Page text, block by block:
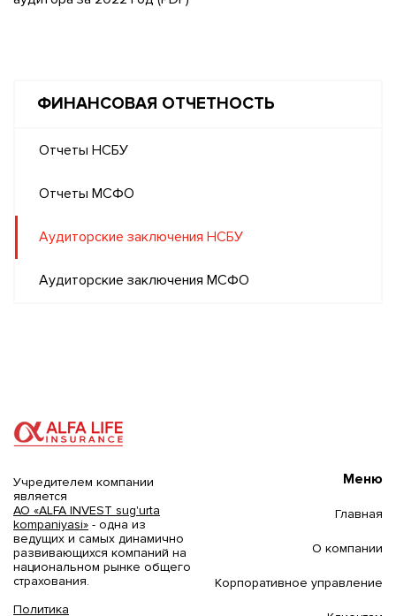
ФИНАНСОВАЯ ОТЧЕТНОСТЬ
Отчеты НСБУ
Отчеты МСФО
Аудиторские заключения НСБУ
Аудиторские заключения МСФО
Учредителем компании
является
АО «ALFA INVEST sug'urta
kompaniyasi» - одна из
ведущих и самых динамично
развивающихся компаний на
национальном рынке общего
страхования.
Политика
Меню
Главная
О компании
Корпоративное управление